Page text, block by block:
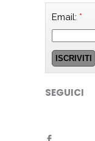
Email: *
SEGUICI